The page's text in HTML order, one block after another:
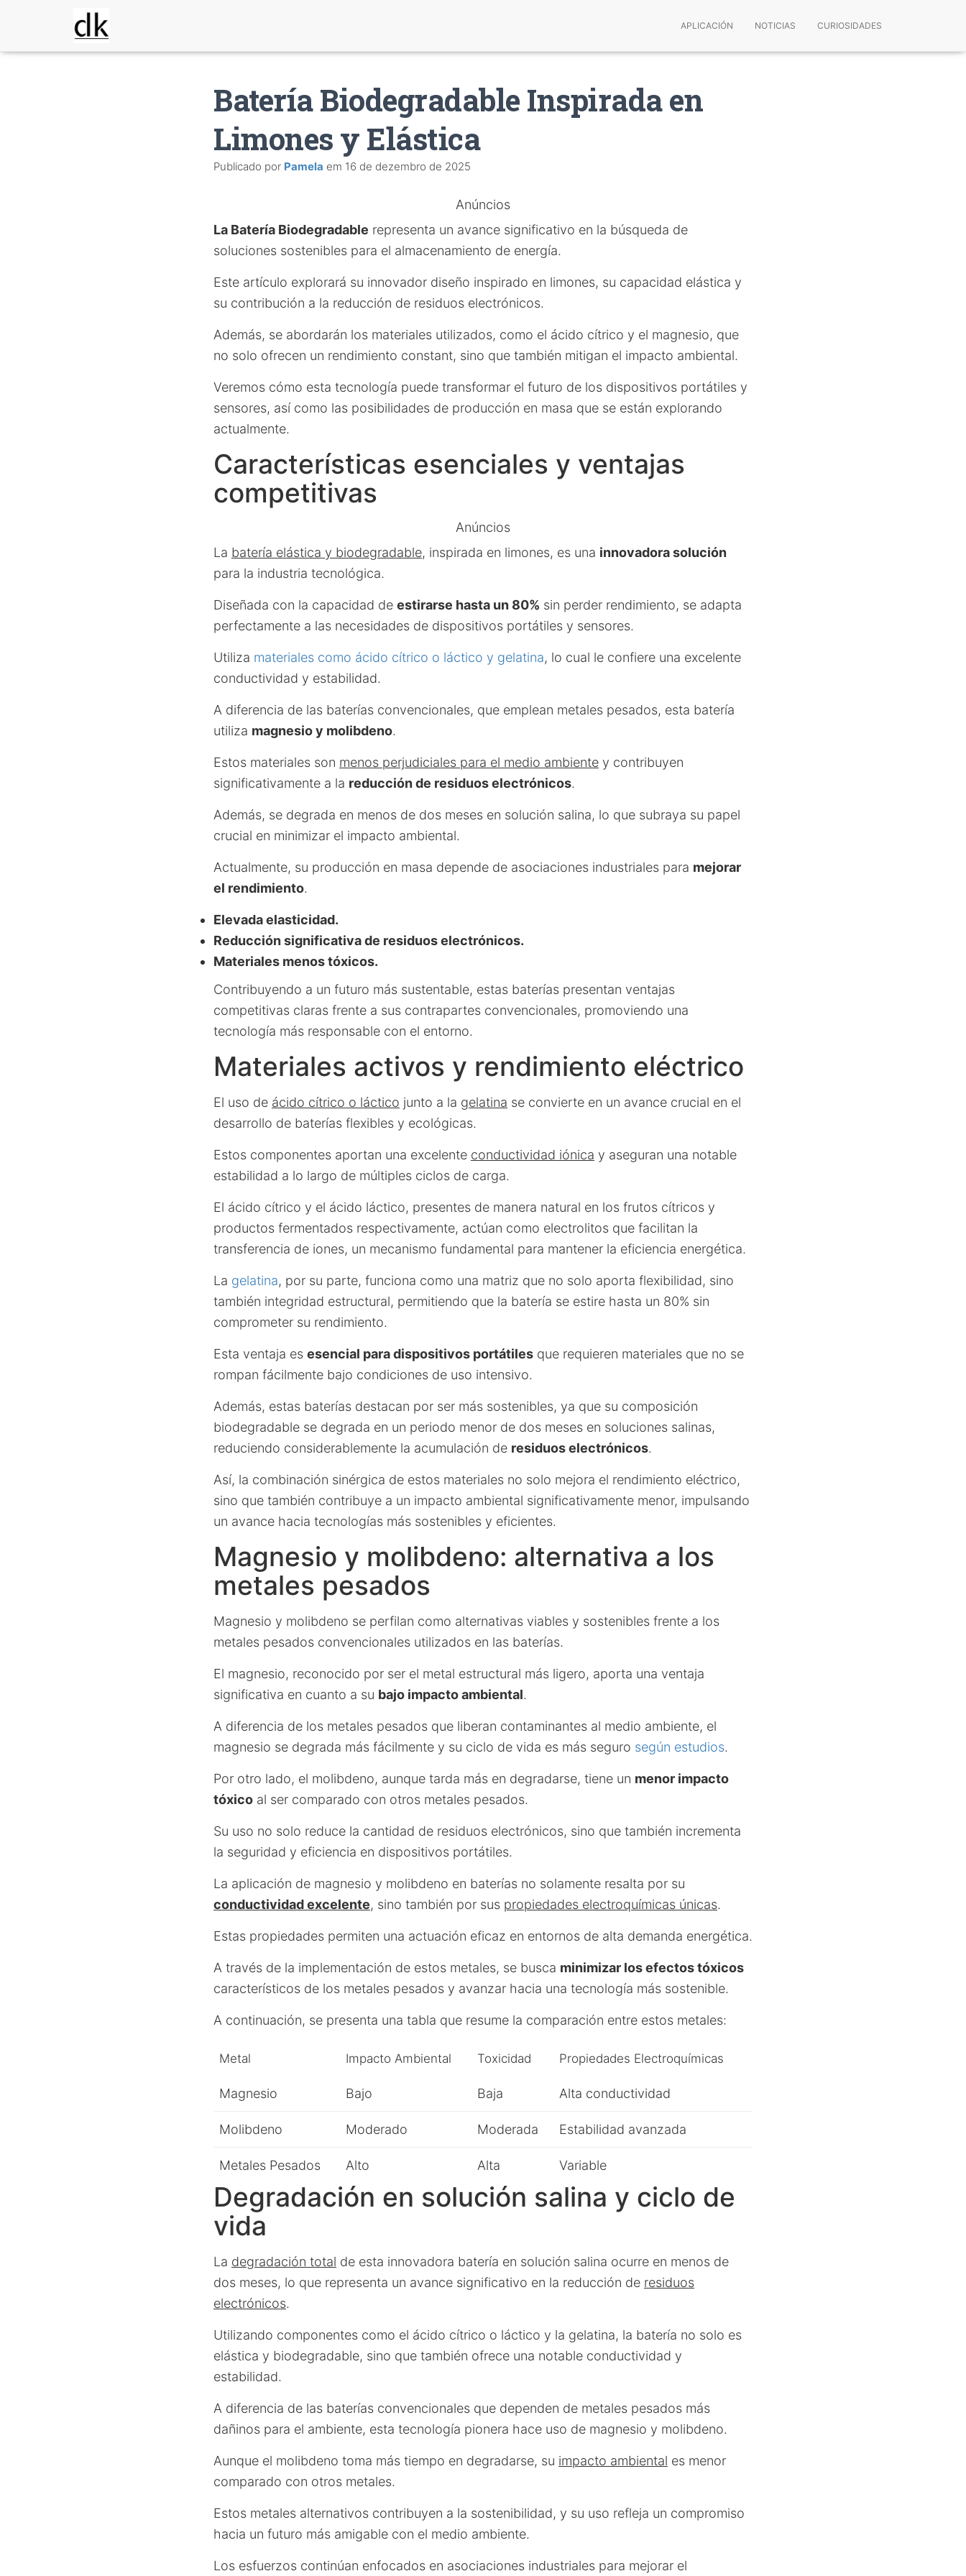
APLICACIÓN NOTICIAS CURIOSIDADES
Batería Biodegradable Inspirada en
Limones y Elástica
Publicado por Pamela em 16 de dezembro de 2025
Anúncios
La Batería Biodegradable representa un avance significativo en la búsqueda de
soluciones sostenibles para el almacenamiento de energía.
Este artículo explorará su innovador diseño inspirado en limones, su capacidad elástica y
su contribución a la reducción de residuos electrónicos.
Además, se abordarán los materiales utilizados, como el ácido cítrico y el magnesio, que
no solo ofrecen un rendimiento constant, sino que también mitigan el impacto ambiental.
Veremos cómo esta tecnología puede transformar el futuro de los dispositivos portátiles y
sensores, así como las posibilidades de producción en masa que se están explorando
actualmente.
Características esenciales y ventajas
competitivas
Anúncios
La batería elástica y biodegradable, inspirada en limones, es una innovadora solución
para la industria tecnológica.
Diseñada con la capacidad de estirarse hasta un 80% sin perder rendimiento, se adapta
perfectamente a las necesidades de dispositivos portátiles y sensores.
Utiliza materiales como ácido cítrico o láctico y gelatina, lo cual le confiere una excelente
conductividad y estabilidad.
A diferencia de las baterías convencionales, que emplean metales pesados, esta batería
utiliza magnesio y molibdeno.
Estos materiales son menos perjudiciales para el medio ambiente y contribuyen
significativamente a la reducción de residuos electrónicos.
Además, se degrada en menos de dos meses en solución salina, lo que subraya su papel
crucial en minimizar el impacto ambiental.
Actualmente, su producción en masa depende de asociaciones industriales para mejorar
el rendimiento.
Elevada elasticidad.
Reducción significativa de residuos electrónicos.
Materiales menos tóxicos.
Contribuyendo a un futuro más sustentable, estas baterías presentan ventajas
competitivas claras frente a sus contrapartes convencionales, promoviendo una
tecnología más responsable con el entorno.
Materiales activos y rendimiento eléctrico
El uso de ácido cítrico o láctico junto a la gelatina se convierte en un avance crucial en el
desarrollo de baterías flexibles y ecológicas.
Estos componentes aportan una excelente conductividad iónica y aseguran una notable
estabilidad a lo largo de múltiples ciclos de carga.
El ácido cítrico y el ácido láctico, presentes de manera natural en los frutos cítricos y
productos fermentados respectivamente, actúan como electrolitos que facilitan la
transferencia de iones, un mecanismo fundamental para mantener la eficiencia energética.
La gelatina, por su parte, funciona como una matriz que no solo aporta flexibilidad, sino
también integridad estructural, permitiendo que la batería se estire hasta un 80% sin
comprometer su rendimiento.
Esta ventaja es esencial para dispositivos portátiles que requieren materiales que no se
rompan fácilmente bajo condiciones de uso intensivo.
Además, estas baterías destacan por ser más sostenibles, ya que su composición
biodegradable se degrada en un periodo menor de dos meses en soluciones salinas,
reduciendo considerablemente la acumulación de residuos electrónicos.
Así, la combinación sinérgica de estos materiales no solo mejora el rendimiento eléctrico,
sino que también contribuye a un impacto ambiental significativamente menor, impulsando
un avance hacia tecnologías más sostenibles y eficientes.
Magnesio y molibdeno: alternativa a los
metales pesados
Magnesio y molibdeno se perfilan como alternativas viables y sostenibles frente a los
metales pesados convencionales utilizados en las baterías.
El magnesio, reconocido por ser el metal estructural más ligero, aporta una ventaja
significativa en cuanto a su bajo impacto ambiental.
A diferencia de los metales pesados que liberan contaminantes al medio ambiente, el
magnesio se degrada más fácilmente y su ciclo de vida es más seguro según estudios.
Por otro lado, el molibdeno, aunque tarda más en degradarse, tiene un menor impacto
tóxico al ser comparado con otros metales pesados.
Su uso no solo reduce la cantidad de residuos electrónicos, sino que también incrementa
la seguridad y eficiencia en dispositivos portátiles.
La aplicación de magnesio y molibdeno en baterías no solamente resalta por su
conductividad excelente, sino también por sus propiedades electroquímicas únicas.
Estas propiedades permiten una actuación eficaz en entornos de alta demanda energética.
A través de la implementación de estos metales, se busca minimizar los efectos tóxicos
característicos de los metales pesados y avanzar hacia una tecnología más sostenible.
A continuación, se presenta una tabla que resume la comparación entre estos metales:
Metal Impacto Ambiental Toxicidad Propiedades Electroquímicas
Magnesio Bajo Baja Alta conductividad
Molibdeno Moderado Moderada Estabilidad avanzada
Metales Pesados Alto Alta Variable
Degradación en solución salina y ciclo de
vida
La degradación total de esta innovadora batería en solución salina ocurre en menos de
dos meses, lo que representa un avance significativo en la reducción de residuos
electrónicos.
Utilizando componentes como el ácido cítrico o láctico y la gelatina, la batería no solo es
elástica y biodegradable, sino que también ofrece una notable conductividad y
estabilidad.
A diferencia de las baterías convencionales que dependen de metales pesados más
dañinos para el ambiente, esta tecnología pionera hace uso de magnesio y molibdeno.
Aunque el molibdeno toma más tiempo en degradarse, su impacto ambiental es menor
comparado con otros metales.
Estos metales alternativos contribuyen a la sostenibilidad, y su uso refleja un compromiso
hacia un futuro más amigable con el medio ambiente.
Los esfuerzos continúan enfocados en asociaciones industriales para mejorar el